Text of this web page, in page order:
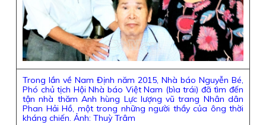
Trong lần về Nam Định năm 2015, Nhà báo Nguyễn Bé,
Phó chủ tịch Hội Nhà báo Việt Nam (bìa trái) đã tìm đến
tận nhà thăm Anh hùng Lực lượng vũ trang Nhân dân
Phan Hải Hồ, một trong những người thầy của ông thời
kháng chiến. Ảnh: Thuỳ Trâm